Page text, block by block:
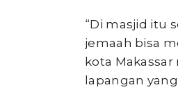
“Di masjid itu
jemaah bisa
kota
lapangan